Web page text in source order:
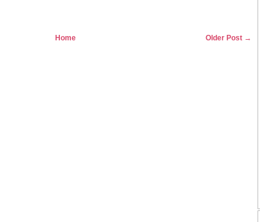
Older Post →
Home